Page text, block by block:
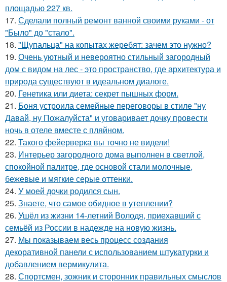
площадью 227 кв.
17. Сделали полный ремонт ванной своими руками - от
"Было" до "стало".
18. "Щупальца" на копытах жеребят: зачем это нужно?
19. Очень уютный и невероятно стильный загородный
дом с видом на лес - это пространство, где архитектура и
природа существуют в идеальном диалоге.
20. Генетика или диета: секрет пышных форм.
21. Боня устроила семейные переговоры в стиле "ну
Давай, ну Пожалуйста" и уговаривает дочку провести
ночь в отеле вместе с пляйном.
22. Такого фейерверка вы точно не видели!
23. Интерьер загородного дома выполнен в светлой,
спокойной палитре, где основой стали молочные,
бежевые и мягкие серые оттенки.
24. У моей дочки родился сын.
25. Знаете, что самое обидное в утеплении?
26. Ушёл из жизни 14-летний Володя, приехавший с
семьёй из России в надежде на новую жизнь.
27. Мы показываем весь процесс создания
декоративной панели с использованием штукатурки и
добавлением вермикулита.
28. Спортсмен, зожник и сторонник правильных смыслов